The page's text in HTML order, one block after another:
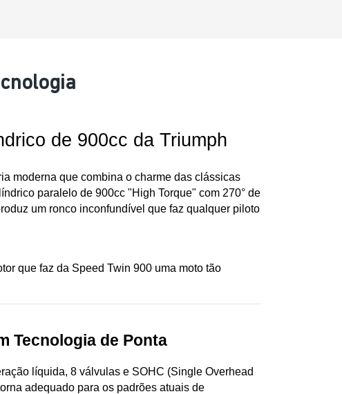
de 900cc da Triumph
moderna que combina o charme das clássicas
paralelo de 900cc "High Torque" com 270° de
um ronco inconfundível que faz qualquer piloto
que faz da Speed Twin 900 uma moto tão
Tecnologia de Ponta
líquida, 8 válvulas e SOHC (Single Overhead
adequado para os padrões atuais de